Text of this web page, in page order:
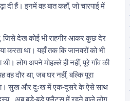
दी हैं। इनमें वह बात कहाँ, जो चारपाई में
जिसे देख कोई भी राहगीर आकर कुछ देर
करता था। यहाँ तक कि जानवरों को भी
लोग अपने मोहल्ले ही नहीं, पूरे गाँव की
वह दौर था, जब घर नहीं, बल्कि पूरा
था। सुख और दुःख में एक-दूसरे के ऐसे साथ